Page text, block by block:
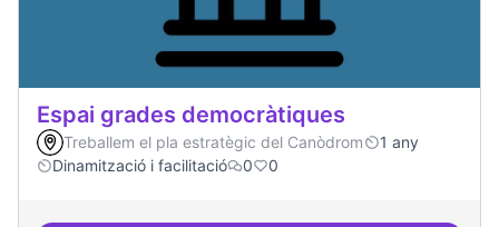
Espai grades democràtiques
Treballem el pla estratègic del Canòdrom
1 any
Dinamització i facilitació
0 0